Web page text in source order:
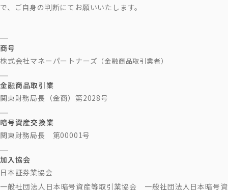
で、ご自身の判断にてお願いいたします。
商号
株式会社マネーパートナーズ （金融商品取引業者）
金融商品取引業
関東財務局長（金商）第2028号
暗号資産交換業
関東財務局長 第00001号
加入協会
日本証券業協会
一般社団法人日本暗号資産等取引業協会 一般社団法人日本暗号資